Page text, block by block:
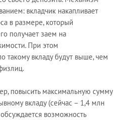
вкладчик накапливает
в размере, который
получает заем на
При этом
такому вкладу будут выше, чем
повысить максимальную сумму
вкладу (сейчас – 1,4 млн
возможность